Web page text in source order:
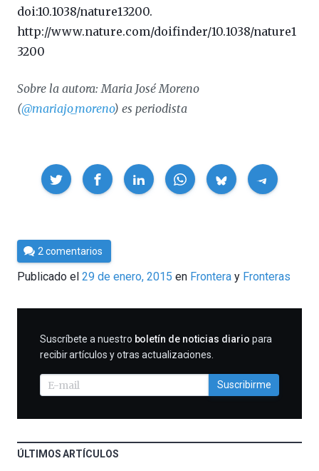
doi:10.1038/nature13200.
http://www.nature.com/doifinder/10.1038/nature1
3200
Sobre la autora: Maria José Moreno
(@mariajo_moreno) es periodista
Compartir
Por
César
Tomé
2 comentarios
Publicado el 29 de enero, 2015 en Frontera Fronteras
SUSCRIBIRME
Suscríbete a nuestro boletín de noticias diario para
recibir artículos y otras actualizaciones.
Suscribirme
ÚLTIMOS ARTÍCULOS